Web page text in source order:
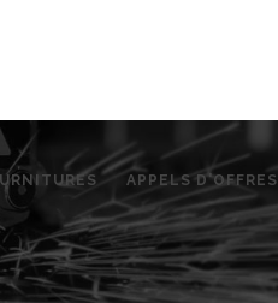
APPELS D'OFFRES